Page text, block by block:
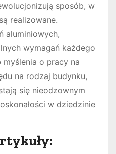
sposób, w
realizowane.
aluminiowych,
wymagań każdego
o pracy na
na rodzaj budynku,
się nieodzownym
w dziedzinie